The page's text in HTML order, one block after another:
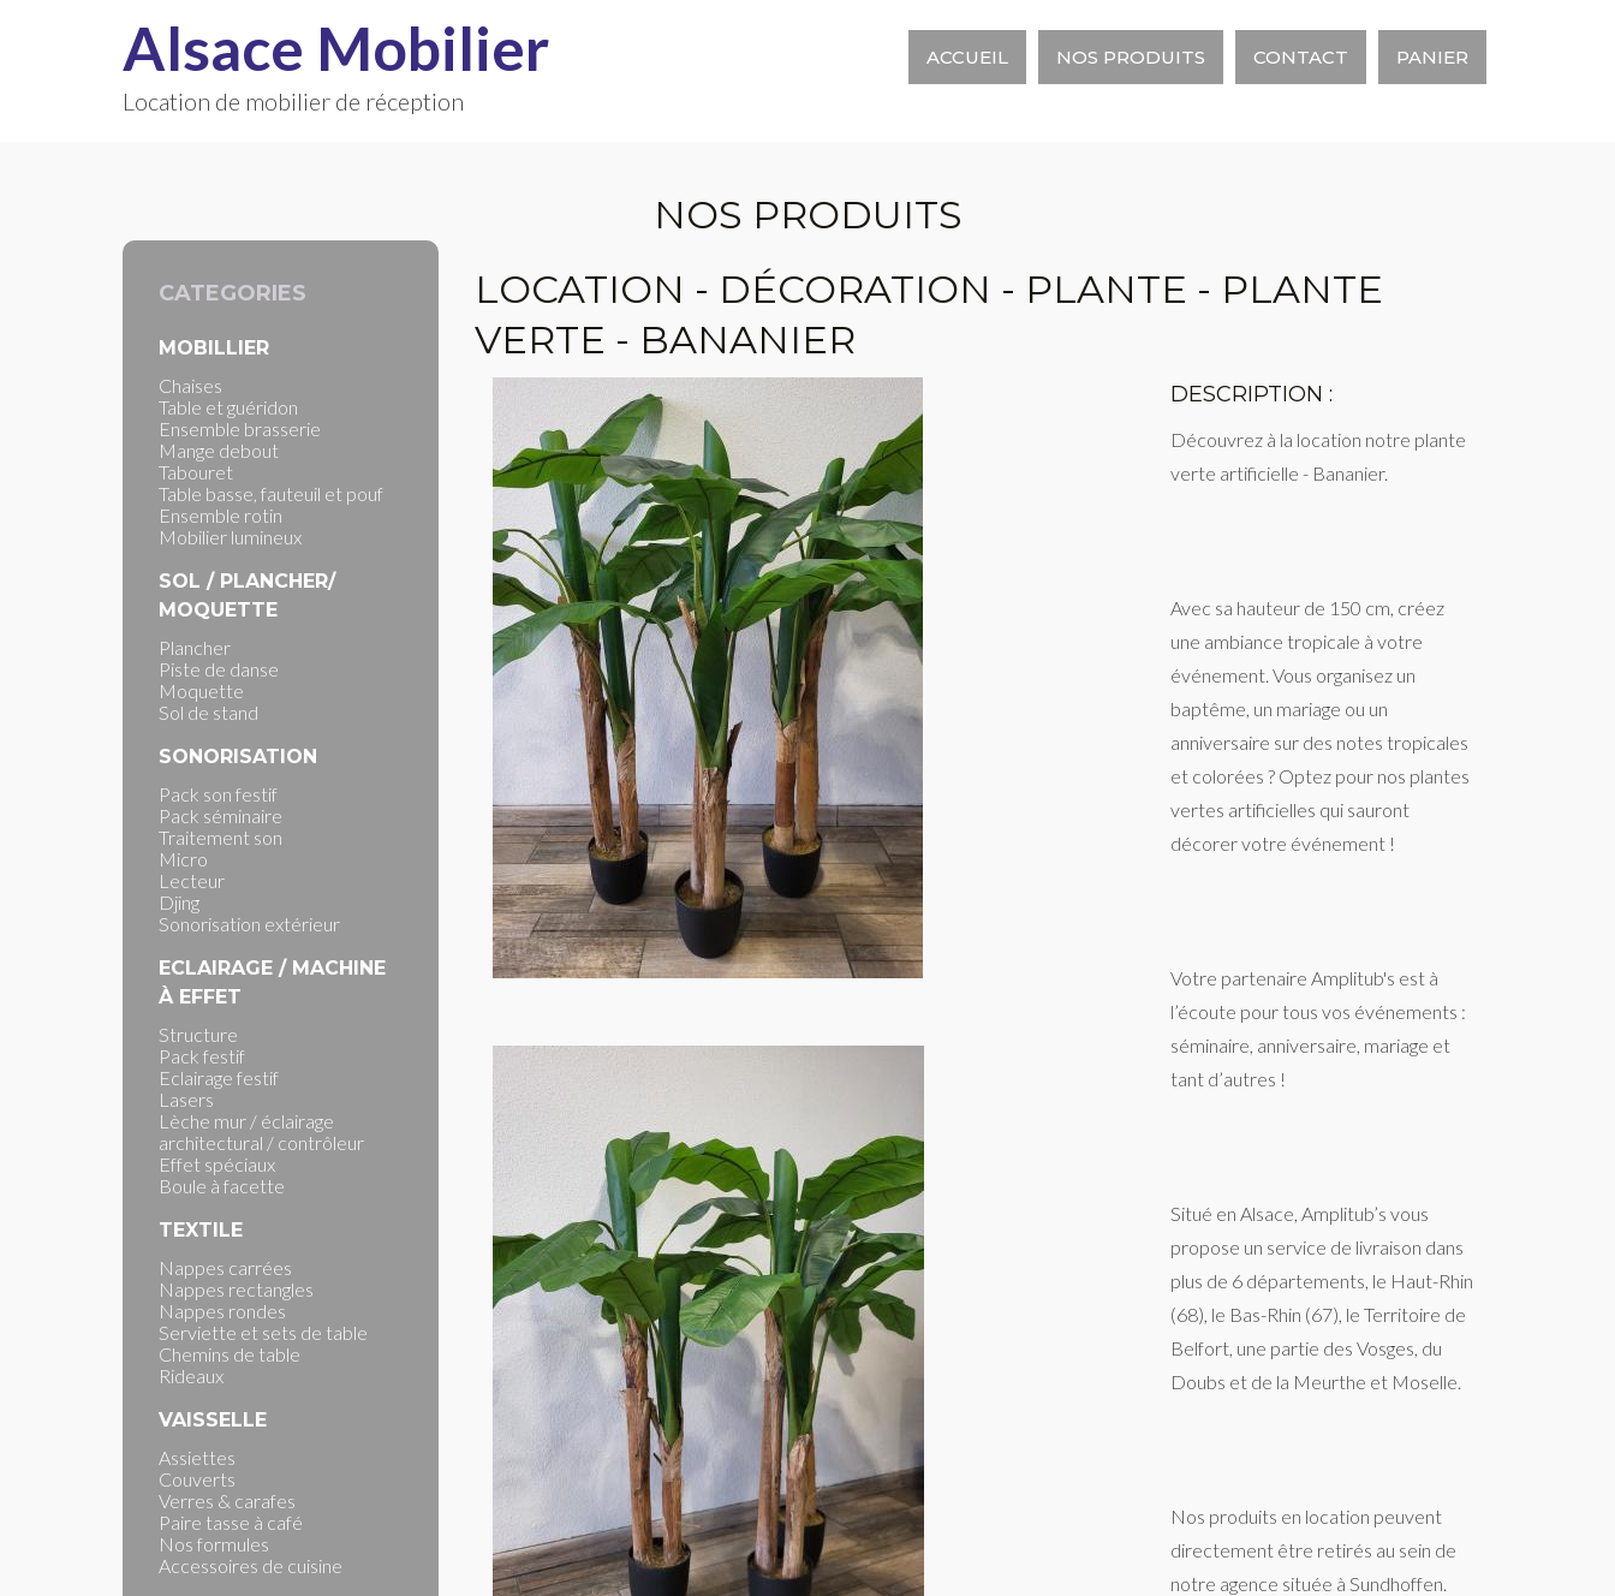
Alsace Mobilier
Location de mobilier de réception
ACCUEIL NOS PRODUITS CONTACT PANIER
NOS PRODUITS
CATEGORIES
MOBILLIER
Chaises
Table et guéridon
Ensemble brasserie
Mange debout
Tabouret
Table basse, fauteuil et pouf
Ensemble rotin
Mobilier lumineux
SOL / PLANCHER/
MOQUETTE
Plancher
Piste de danse
Moquette
Sol de stand
SONORISATION
Pack son festif
Pack séminaire
Traitement son
Micro
Lecteur
Djing
Sonorisation extérieur
ECLAIRAGE / MACHINE
À EFFET
Structure
Pack festif
Eclairage festif
Lasers
Lèche mur / éclairage
architectural / contrôleur
Effet spéciaux
Boule à facette
TEXTILE
Nappes carrées
Nappes rectangles
Nappes rondes
Serviette et sets de table
Chemins de table
Rideaux
VAISSELLE
Assiettes
Couverts
Verres & carafes
Paire tasse à café
Nos formules
Accessoires de cuisine
LOCATION - DÉCORATION - PLANTE - PLANTE
VERTE - BANANIER
DESCRIPTION :
Découvrez à la location notre plante
verte artificielle - Bananier.
Avec sa hauteur de 150 cm, créez
une ambiance tropicale à votre
événement. Vous organisez un
baptême, un mariage ou un
anniversaire sur des notes tropicales
et colorées ? Optez pour nos plantes
vertes artificielles qui sauront
décorer votre événement !
Votre partenaire Amplitub's est à
l’écoute pour tous vos événements :
séminaire, anniversaire, mariage et
tant d’autres !
Situé en Alsace, Amplitub’s vous
propose un service de livraison dans
plus de 6 départements, le Haut-Rhin
(68), le Bas-Rhin (67), le Territoire de
Belfort, une partie des Vosges, du
Doubs et de la Meurthe et Moselle.
Nos produits en location peuvent
directement être retirés au sein de
notre agence située à Sundhoffen.